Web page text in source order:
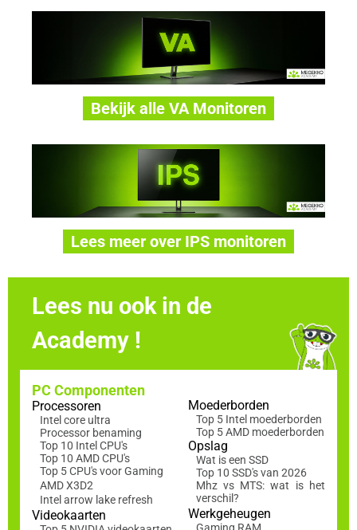
Bekijk alle VA Monitoren
Lees meer over IPS monitoren
Lees nu ook in de
Academy !
PC Componenten
Processoren
Intel core ultra
Processor benaming
Top 10 Intel CPU's
Top 10 AMD CPU's
Top 5 CPU's voor Gaming
AMD X3D2
Intel arrow lake refresh
Videokaarten
Moederborden
Top 5 Intel moederborden
Top 5 AMD moederborden
Opslag
Wat is een SSD
Top 10 SSD's van 2026
Mhz vs MTS: wat is het
verschil?
Werkgeheugen